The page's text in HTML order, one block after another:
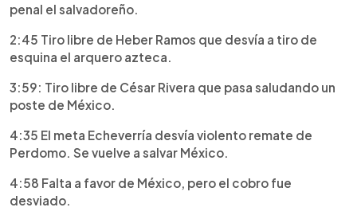
penal el salvadoreño.
2:45 Tiro libre de Heber Ramos que desvía a tiro de
esquina el arquero azteca.
3:59: Tiro libre de César Rivera que pasa saludando un
poste de México.
4:35 El meta Echeverría desvía violento remate de
Perdomo. Se vuelve a salvar México.
4:58 Falta a favor de México, pero el cobro fue
desviado.